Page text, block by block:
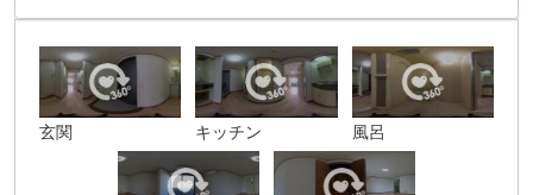
玄関 キッチン 風呂